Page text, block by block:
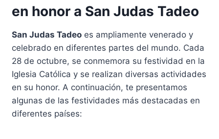
en honor a San Judas Tadeo
San Judas Tadeo es ampliamente venerado y
celebrado en diferentes partes del mundo. Cada
28 de octubre, se conmemora su festividad en la
Iglesia Católica y se realizan diversas actividades
en su honor. A continuación, te presentamos
algunas de las festividades más destacadas en
diferentes países: